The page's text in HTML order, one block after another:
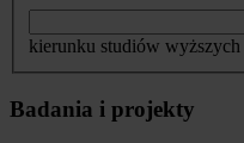
kierunku studiów
Badania i projekty